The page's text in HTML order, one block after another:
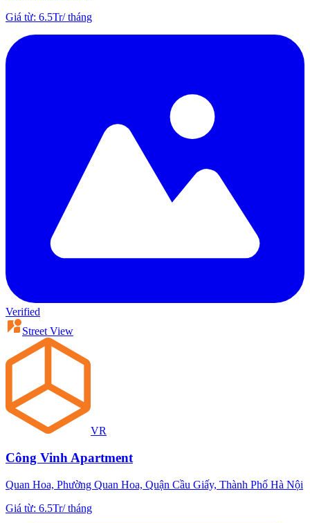
Giá từ: 6.5Tr/tháng
Verified
Street View
VR
Công Vinh Apartment
Quan Hoa, Phường Quan Hoa, Quận Cầu Giấy, Thành Phố Hà Nội
Giá từ: 6.5Tr/tháng